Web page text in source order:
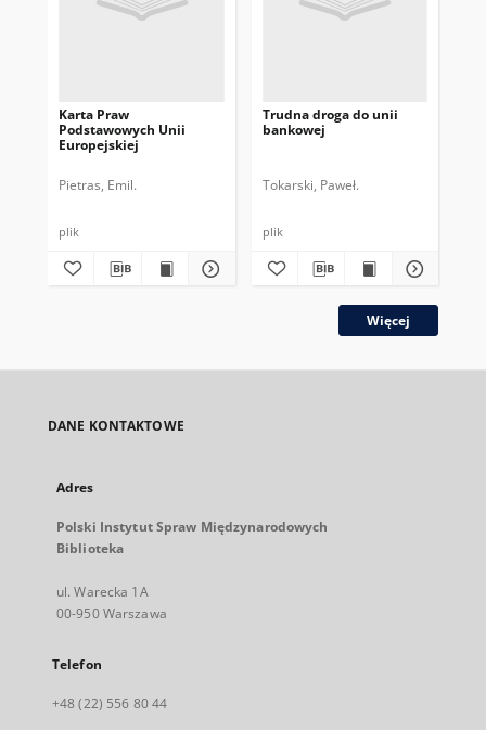
Karta Praw
Podstawowych Unii
Europejskiej
Pietras, Emil.
plik
Trudna droga do unii
bankowej
Tokarski, Paweł.
plik
Więcej
DANE KONTAKTOWE
Adres
Polski Instytut Spraw Międzynarodowych
Biblioteka
ul. Warecka 1A
00-950 Warszawa
Telefon
+48 (22) 556 80 44